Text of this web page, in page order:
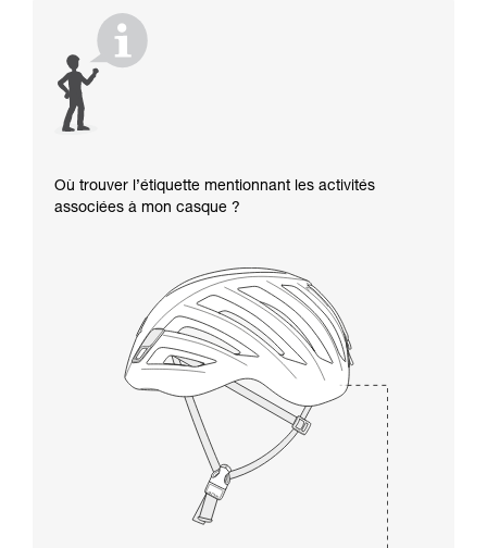
Où trouver l’étiquette mentionnant les activités
associées à mon casque ?